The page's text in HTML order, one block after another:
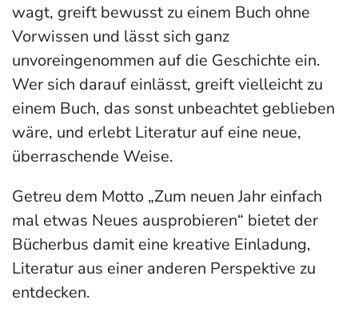
wagt, greift bewusst zu einem Buch ohne
Vorwissen und lässt sich ganz
unvoreingenommen auf die Geschichte ein.
Wer sich darauf einlässt, greift vielleicht zu
einem Buch, das sonst unbeachtet geblieben
wäre, und erlebt Literatur auf eine neue,
überraschende Weise.
Getreu dem Motto „Zum neuen Jahr einfach
mal etwas Neues ausprobieren“ bietet der
Bücherbus damit eine kreative Einladung,
Literatur aus einer anderen Perspektive zu
entdecken.